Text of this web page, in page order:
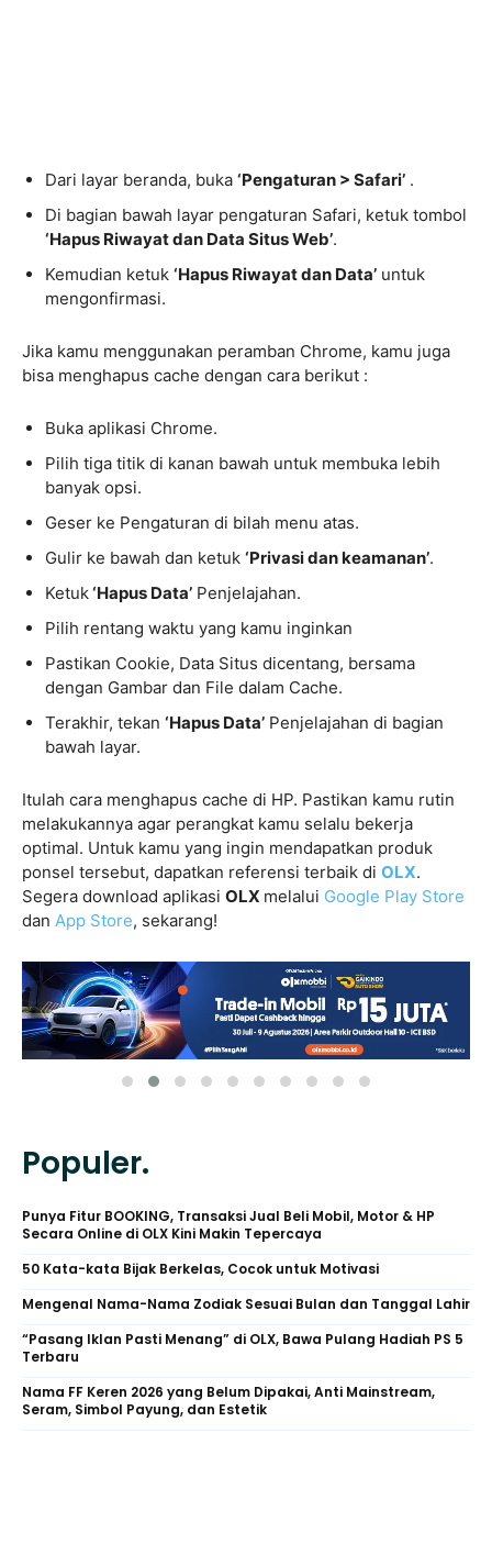
Dari layar beranda, buka ‘Pengaturan > Safari’ .
Di bagian bawah layar pengaturan Safari, ketuk tombol
‘Hapus Riwayat dan Data Situs Web’.
Kemudian ketuk ‘Hapus Riwayat dan Data’ untuk
mengonfirmasi.
Jika kamu menggunakan peramban Chrome, kamu juga
bisa menghapus cache dengan cara berikut :
Buka aplikasi Chrome.
Pilih tiga titik di kanan bawah untuk membuka lebih
banyak opsi.
Geser ke Pengaturan di bilah menu atas.
Gulir ke bawah dan ketuk ‘Privasi dan keamanan’.
Ketuk‘Hapus Data’ Penjelajahan.
Pilih rentang waktu yang kamu inginkan
Pastikan Cookie, Data Situs dicentang, bersama
dengan Gambar dan File dalam Cache.
Terakhir, tekan ‘Hapus Data’ Penjelajahan di bagian
bawah layar.
Itulah cara menghapus cache di HP. Pastikan kamu rutin
melakukannya agar perangkat kamu selalu bekerja
optimal. Untuk kamu yang ingin mendapatkan produk
ponsel tersebut, dapatkan referensi terbaik di OLX.
Segera download aplikasi OLX melalui Google Play Store
dan App Store, sekarang!
Populer.
Punya Fitur BOOKING, Transaksi Jual Beli Mobil, Motor & HP
Secara Online di OLX Kini Makin Tepercaya
50 Kata-kata Bijak Berkelas, Cocok untuk Motivasi
Mengenal Nama-Nama Zodiak Sesuai Bulan dan Tanggal Lahir
“Pasang Iklan Pasti Menang” di OLX, Bawa Pulang Hadiah PS 5
Terbaru
Nama FF Keren 2026 yang Belum Dipakai, Anti Mainstream,
Seram, Simbol Payung, dan Estetik